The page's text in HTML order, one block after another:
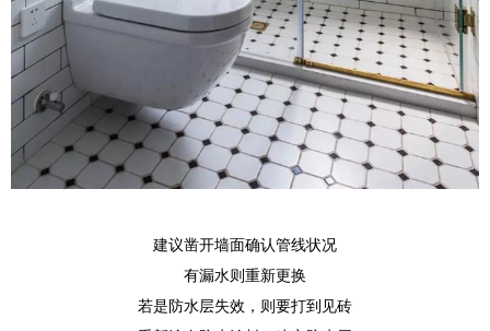
建议凿开墙面确认管线状况
有漏水则重新更换
若是防水层失效，则要打到见砖